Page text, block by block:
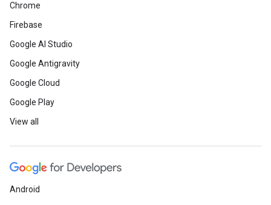
Chrome
Firebase
Google AI Studio
Google Antigravity
Google Cloud
Google Play
View all
Android